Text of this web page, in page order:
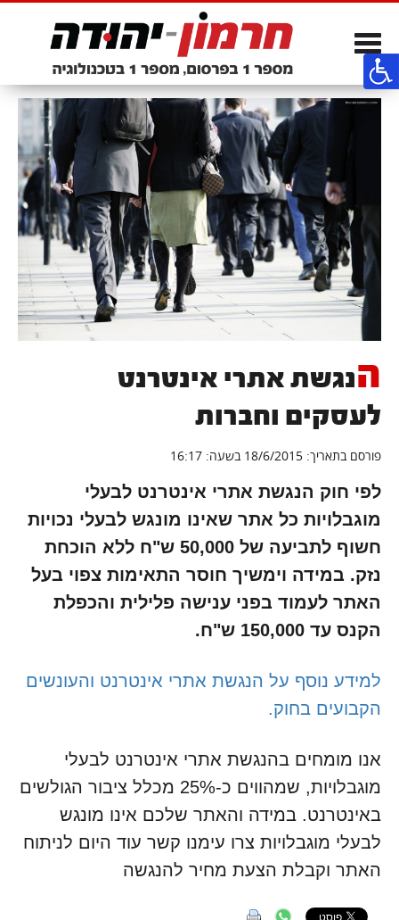
Toggle
navigation
הנגשת אתרי אינטרנט
לעסקים וחברות
פורסם בתאריך: 18/6/2015 בשעה: 16:17
לפי חוק הנגשת אתרי אינטרנט לבעלי
מוגבלויות כל אתר שאינו מונגש לבעלי נכויות
חשוף לתביעה של 50,000 ש"ח ללא הוכחת
נזק. במידה וימשיך חוסר התאימות צפוי בעל
האתר לעמוד בפני ענישה פלילית והכפלת
הקנס עד 150,000 ש"ח.
למידע נוסף על הנגשת אתרי אינטרנט והעונשים
הקבועים בחוק.
אנו מומחים בהנגשת אתרי אינטרנט לבעלי
מוגבלויות, שמהווים כ-25% מכלל ציבור הגולשים
באינטרנט. במידה והאתר שלכם אינו מונגש
לבעלי מוגבלויות צרו עימנו קשר עוד היום לניתוח
האתר וקבלת הצעת מחיר להנגשה